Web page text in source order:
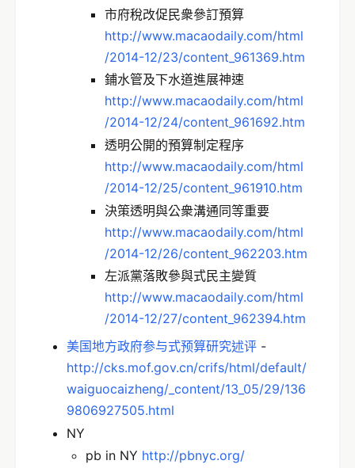
市府稅改促民衆參訂預算
http://www.macaodaily.com/html
/2014-12/23/content_961369.htm
鋪水管及下水道進展神速
http://www.macaodaily.com/html
/2014-12/24/content_961692.htm
透明公開的預算制定程序
http://www.macaodaily.com/html
/2014-12/25/content_961910.htm
決策透明與公衆溝通同等重要
http://www.macaodaily.com/html
/2014-12/26/content_962203.htm
左派黨落敗參與式民主變質
http://www.macaodaily.com/html
/2014-12/27/content_962394.htm
美国地方政府参与式预算研究述评 -
http://cks.mof.gov.cn/crifs/html/default/
waiguocaizheng/_content/13_05/29/136
9806927505.html
NY
pb in NY http://pbnyc.org/